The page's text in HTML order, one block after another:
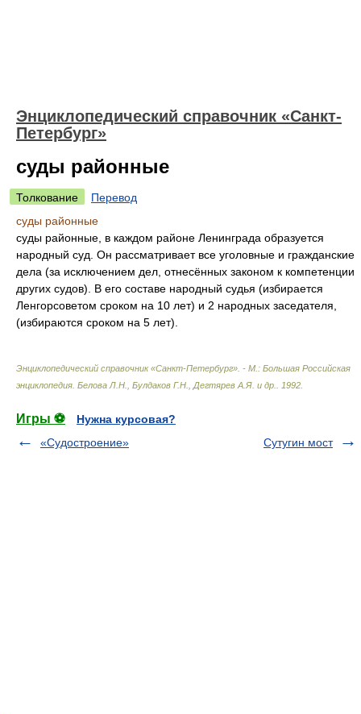
Энциклопедический справочник «Санкт-
Петербург»
суды районные
Толкование
Перевод
суды районные
суды районные, в каждом районе Ленинграда образуется
народный суд. Он рассматривает все уголовные и гражданские
дела (за исключением дел, отнесённых законом к компетенции
других судов). В его составе народный судья (избирается
Ленгорсоветом сроком на 10 лет) и 2 народных заседателя,
(избираются сроком на 5 лет).
Энциклопедический справочник «Санкт-Петербург». - М.: Большая Российская
энциклопедия Белова Л.Н., Булдаков Г.Н., Дегтярев А.Я. и др. 1992
Игры ⚽
Нужна курсовая?
«Судостроение»
Сутугин мост